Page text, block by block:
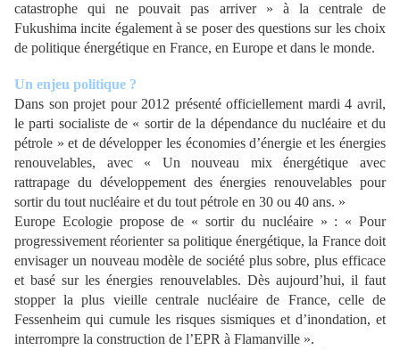
catastrophe qui ne pouvait pas arriver » à la centrale de
Fukushima incite également à se poser des questions sur les choix
de politique énergétique en France, en Europe et dans le monde.
Un enjeu politique ?
Dans son projet pour 2012 présenté officiellement mardi 4 avril,
le parti socialiste de « sortir de la dépendance du nucléaire et du
pétrole » et de développer les économies d’énergie et les énergies
renouvelables, avec « Un nouveau mix énergétique avec
rattrapage du développement des énergies renouvelables pour
sortir du tout nucléaire et du tout pétrole en 30 ou 40 ans. »
Europe Ecologie propose de « sortir du nucléaire » : « Pour
progressivement réorienter sa politique énergétique, la France doit
envisager un nouveau modèle de société plus sobre, plus efficace
et basé sur les énergies renouvelables. Dès aujourd’hui, il faut
stopper la plus vieille centrale nucléaire de France, celle de
Fessenheim qui cumule les risques sismiques et d’inondation, et
interrompre la construction de l’EPR à Flamanville ».